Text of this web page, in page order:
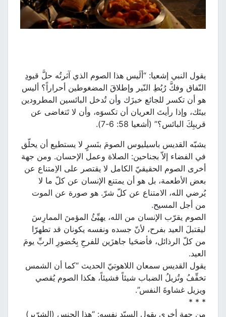
يقول النبي إشعيا: “ألَيس هذا الصوم الذي آثرتُه حلَّ قيودِ
النّفاق وفكَّ رُبُطِ النّير وإطلاقَ المضغوطين أحراراً؟ أليس
هو أن تكسر للجائع خبزَك وأن تُدخل البائسين المطرودين
بيتَك، وإذا رأيتَ العريان أن تكسوَه، وأن لا تَتغاضى عن
قريبِكَ البائس؟” (أشعيا 58: 6-7).
يشبّه القديس باسيليوس الصومَ بنَسرٍ لا يستطيع أن يحلّق
في الفضاء إلاّ بجناحين: الصلاة وعمل الإحسان. ومن جهة
أخرى الصوم الحقيقيّ الكامل لا يقتصر على الاِمتناع عن
بعض الأطعمة، بل هو أن يمتنع الإنسان عن كلّ ما لا
يُرضي الله، الامتناع عن كلّ شرّ. هو صورة عن الموت
من أجل المسيح.
الصوم يقرّب الإنسان من الله، يهيِّئُ المؤمنَ الممارِسَ
ليقتبلَ العيد بفرح، لأنّ جسده ونفسه يكونان قد تطهرّا
من كلّ الرذائل، فأضحَيا جاهزَين للفرحِ بِحُضورِ الربِّ يومَ
العيد.
يقول القديس سمعان اللاهوتيّ الحديث “كما أن الشمس
تخفِّفُ وتُزيلُ الضباب شيئاً فشيئاً، هكذا الصوم يُقصي
ويزيل غشاوةَ النفس”.
* * *
من جهة أخرى يقول السيّد نفسه: “هذا الجنس (الشرّير)